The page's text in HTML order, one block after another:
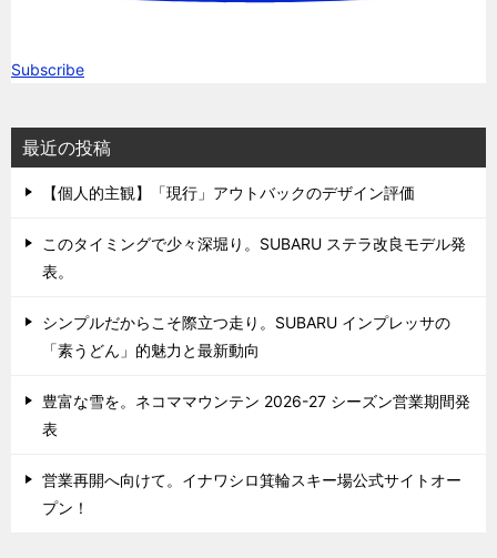
Subscribe
最近の投稿
【個人的主観】「現行」アウトバックのデザイン評価
このタイミングで少々深堀り。SUBARU ステラ改良モデル発
表。
シンプルだからこそ際立つ走り。SUBARU インプレッサの
「素うどん」的魅力と最新動向
豊富な雪を。ネコママウンテン 2026-27 シーズン営業期間発
表
営業再開へ向けて。イナワシロ箕輪スキー場公式サイトオー
プン！